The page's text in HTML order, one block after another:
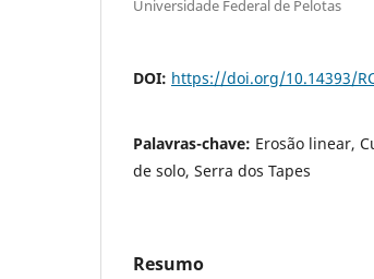
Universidade Federal de Pelotas
DOI: https://doi.org/10.14393/
Palavras-chave: Erosão linear,
de solo, Serra dos Tapes
Resumo